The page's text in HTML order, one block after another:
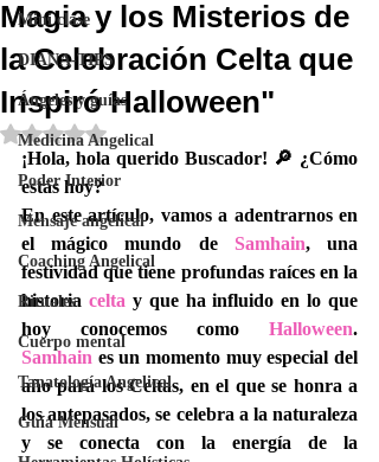
Mini clase
DIANA-TIPS
Ángeles y guías
Medicina Angelical
Poder Interior
Mensaje angelical
Coaching Angelical
Rituales
Cuerpo mental
Tanatología Angelical
Guía Mensual
Magia y los Misterios de
la Celebración Celta que
Inspiró Halloween"
Obtuvo NaN de 5 estrellas.
¡Hola, hola querido Buscador! 🔎 ¿Cómo
estás hoy?
En este artículo, vamos a adentrarnos en
el mágico mundo de Samhain, una
festividad que tiene profundas raíces en la
historia celta y que ha influido en lo que
hoy conocemos como Halloween
Samhain es un momento muy especial del
año para los Celtas, en el que se honra a
los antepasados, se celebra a la naturaleza
y se conecta con la energía de la